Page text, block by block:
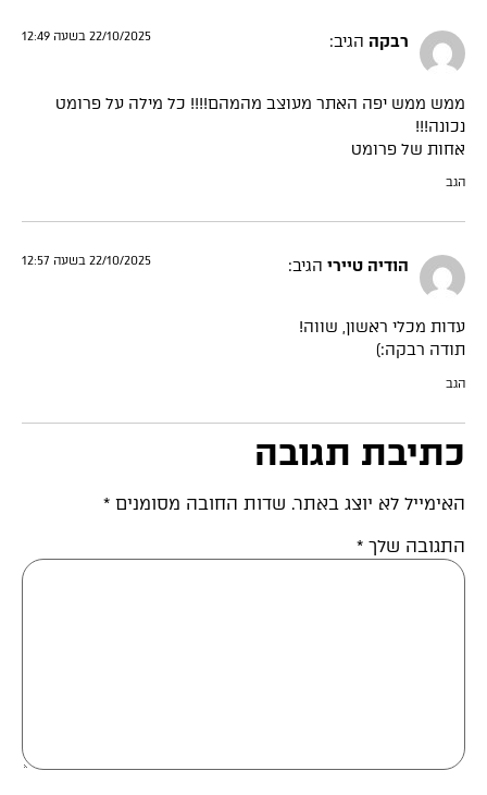
רבקה הגיב: 22/10/2025 בשעה 12:49
ממש ממש יפה האתר מעוצב מהמהם!!!! כל מילה על פרומט
נכונה!!!
אחות של פרומט
הגב
הודיה טיירי הגיב: 22/10/2025 בשעה 12:57
עדות מכלי ראשון, שווה!
תודה רבקה:)
הגב
כתיבת תגובה
האימייל לא יוצג באתר. שדות החובה מסומנים *
התגובה שלך *